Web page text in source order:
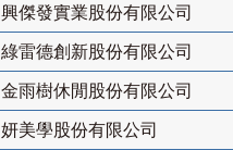
興傑發實業股份有限公司
綠雷德創新股份有限公司
金雨樹休閒股份有限公司
妍美學股份有限公司